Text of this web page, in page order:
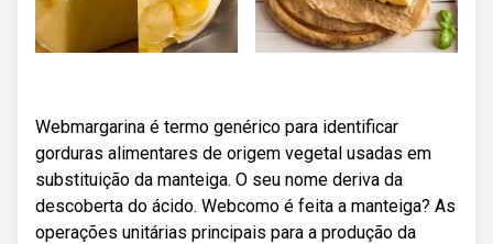
Webmargarina é termo genérico para identificar
gorduras alimentares de origem vegetal usadas em
substituição da manteiga. O seu nome deriva da
descoberta do ácido. Webcomo é feita a manteiga? As
operações unitárias principais para a produção da